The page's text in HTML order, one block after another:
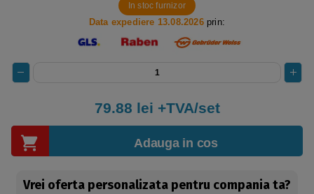
In stoc furnizor
Data expediere 13.08.2026prin:
79.88 lei +TVA/set
Adauga in cos
Vrei oferta personalizata pentru compania ta?